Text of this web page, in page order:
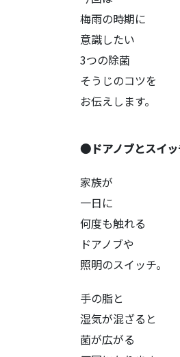
梅雨の時期に
意識したい
3つの除菌
そうじのコツを
お伝えします。
●ドアノブとスイ
家族が
一日に
何度も触れる
ドアノブや
照明のスイッチ。
手の脂と
湿気が混ざると
菌が広がる